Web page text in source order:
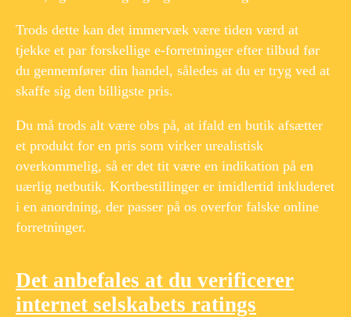
Trods dette kan det immervæk være tiden værd at
tjekke et par forskellige e-forretninger efter tilbud før
du gennemfører din handel, således at du er tryg ved at
skaffe sig den billigste pris.
Du må trods alt være obs på, at ifald en butik afsætter
et produkt for en pris som virker urealistisk
overkommelig, så er det tit være en indikation på en
uærlig netbutik. Kortbestillinger er imidlertid inkluderet
i en anordning, der passer på os overfor falske online
forretninger.
Det anbefales at du verificerer
internet selskabets ratings